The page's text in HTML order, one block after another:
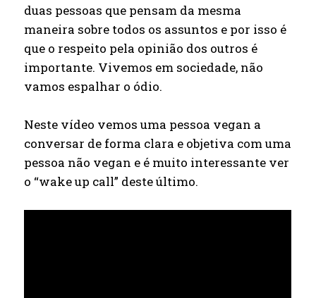
duas pessoas que pensam da mesma
maneira sobre todos os assuntos e por isso é
que o respeito pela opinião dos outros é
importante. Vivemos em sociedade, não
vamos espalhar o ódio.
Neste vídeo vemos uma pessoa vegan a
conversar de forma clara e objetiva com uma
pessoa não vegan e é muito interessante ver
o “wake up call” deste último.